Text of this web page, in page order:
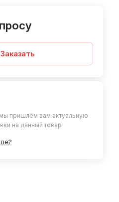
Заказать
пришлём вам актуальную
на данный товар